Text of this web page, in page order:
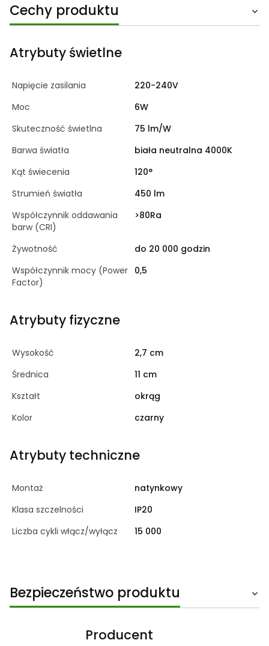
Cechy produktu
Atrybuty świetlne
Napięcie zasilania
220-240V
Moc
6W
Skuteczność świetlna
75 lm/W
Barwa światła
biała neutralna 4000K
Kąt świecenia
120°
Strumień światła
450 lm
Współczynnik oddawania
barw (CRI)
>80Ra
Żywotność
do 20 000 godzin
Współczynnik mocy (Power
Factor)
0,5
Atrybuty fizyczne
Wysokość
2,7 cm
Średnica
11 cm
Kształt
okrąg
Kolor
czarny
Atrybuty techniczne
Montaż
natynkowy
Klasa szczelności
IP20
Liczba cykli włącz/wyłącz
15 000
Bezpieczeństwo produktu
Producent